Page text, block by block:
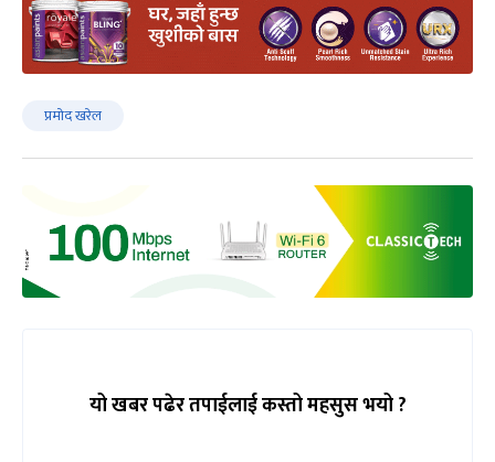
प्रमोद खरेल
यो खबर पढेर तपाईलाई कस्तो महसुस भयो ?